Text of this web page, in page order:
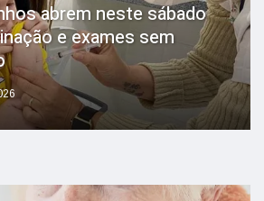
abrem neste sábado
e exames sem